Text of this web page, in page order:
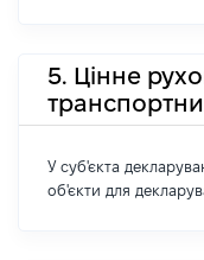
5. Цінне
У суб'єкта
об'єкти для